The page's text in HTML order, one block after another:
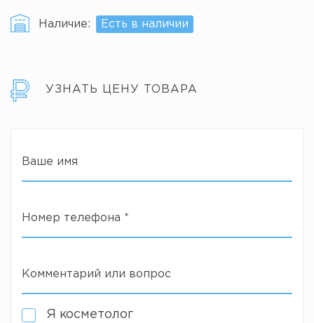
Наличие: Есть в наличии
УЗНАТЬ ЦЕНУ ТОВАРА
Ваше имя
Номер телефона *
Комментарий или вопрос
Я косметолог